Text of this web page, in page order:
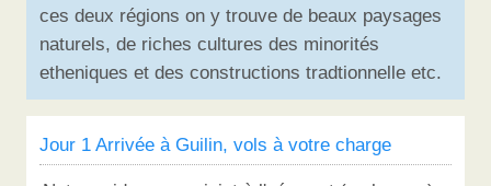
ces deux régions on y trouve de beaux paysages
naturels, de riches cultures des minorités
etheniques et des constructions tradtionnelle etc.
Jour 1 Arrivée à Guilin, vols à votre charge